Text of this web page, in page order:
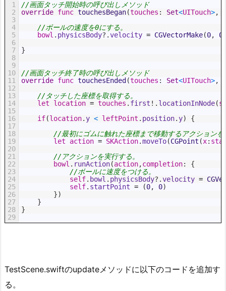
1
2
3
4
5
6
7
8
9
10
11
12
13
14
15
16
17
18
19
20
21
22
23
24
25
26
27
28
29
//画面タッチ開始時の呼び出しメソッド
override func touchesBegan(touches : Set<UITouch>,
//ボールの速度を0にする。
bowl . physicsBody? .velocity = CGVectorMake(0, 0
}
//画面タッチ終了時の呼び出しメソッド
override func touchesEnded (touches : Set<UITouch>,
//タッチした座標を取得する。
let
location = touches . first ! . locationInNode(
if(location. y < leftPoint . position. y)
{
//最初にゴムに触れた座標まで移動するアクションを
let
action = SKAction.moveTo(CGPoint (x:
//アクションを実行する。
bowl . runAction(action,completion:
{
//ボールに速度をつける。
self. bowl . physicsBody? .velocity =
self. startPoint = (0, 0)
})
}
}
TestScene.swiftのupdateメソッドに以下のコードを追加す
る。